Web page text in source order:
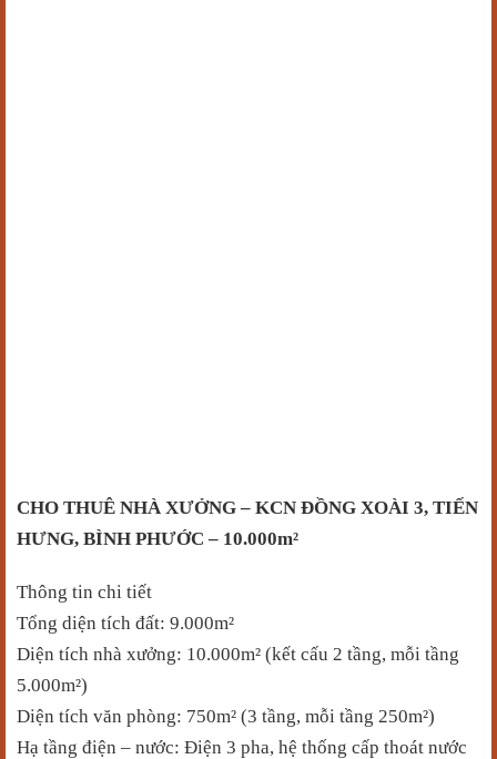
CHO THUÊ NHÀ XƯỞNG – KCN ĐỒNG XOÀI 3, TIẾN
HƯNG, BÌNH PHƯỚC – 10.000m²
Thông tin chi tiết
Tổng diện tích đất: 9.000m²
Diện tích nhà xưởng: 10.000m² (kết cấu 2 tầng, mỗi tầng
5.000m²)
Diện tích văn phòng: 750m² (3 tầng, mỗi tầng 250m²)
Hạ tầng điện – nước: Điện 3 pha, hệ thống cấp thoát nước